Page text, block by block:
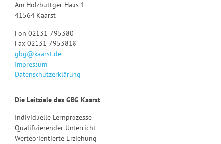
Am Holzbüttger Haus 1
41564 Kaarst
Fon 02131 795380
Fax 02131 7953818
gbg@kaarst.de
Impressum
Datenschutzerklärung
Die Leitziele des GBG Kaarst
Individuelle Lernprozesse
Qualifizierender Unterricht
Werteorientierte Erziehung